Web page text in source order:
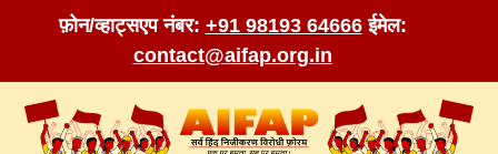
फ़ोन/व्हाट्सएप नंबर: +91 98193 64666 ईमेल:
contact@aifap.org.in
content